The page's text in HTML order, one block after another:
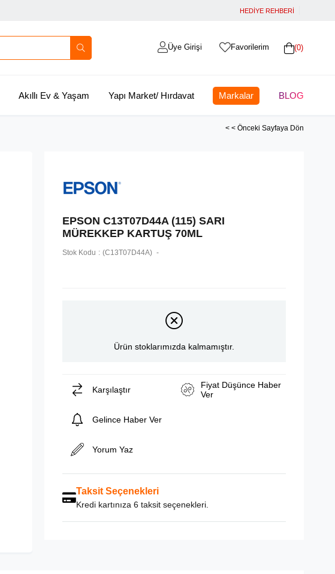
HEDİYE REHBERİ
0
Favorilerim
Üye Girişi
Akıllı Ev & Yaşam Yapı Market/ Hırdavat Markalar BLOG
< < Önceki Sayfaya Dön
EPSON C13T07D44A (115) SARI
MÜREKKEP KARTUŞ 70ML
Stok Kodu (C13T07D44A)
Ürün stoklarımızda kalmamıştır.
Karşılaştır
Fiyat Düşünce Haber
Ver
Gelince Haber Ver
Yorum Yaz
Taksit Seçenekleri
Kredi kartınıza 6 taksit seçenekleri.